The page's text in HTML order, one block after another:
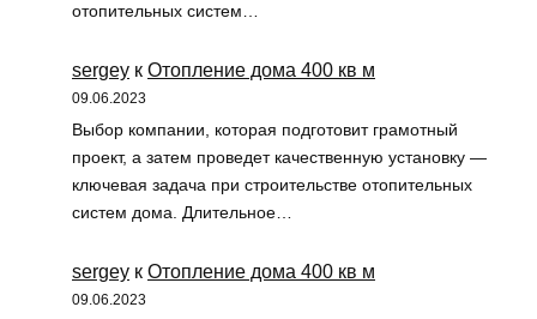
отопительных систем…
sergey к Отопление дома 400 кв м
09.06.2023
Выбор компании, которая подготовит грамотный
проект, а затем проведет качественную установку —
ключевая задача при строительстве отопительных
систем дома. Длительное…
sergey к Отопление дома 400 кв м
09.06.2023